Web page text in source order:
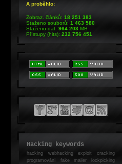
A proběhlo:
Zobraz. článků:18 251 383
Staženo souborů:1 463 580
Staženo dat:964 203MB
Přístupy (hits):232 756 451
Hacking keywords
hackingwebhacking exploit cracking
programování fake mailer lockpicking